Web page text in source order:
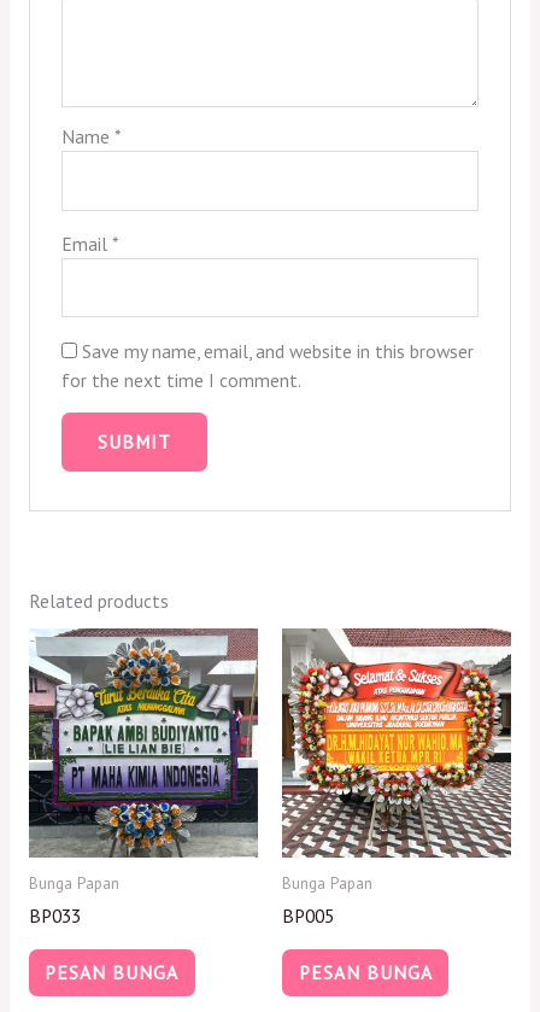
Name *
Email *
Save my name, email, and website in this browser
for the next time I comment.
Related products
Bunga Papan
BP033
PESAN BUNGA
Bunga Papan
BP005
PESAN BUNGA